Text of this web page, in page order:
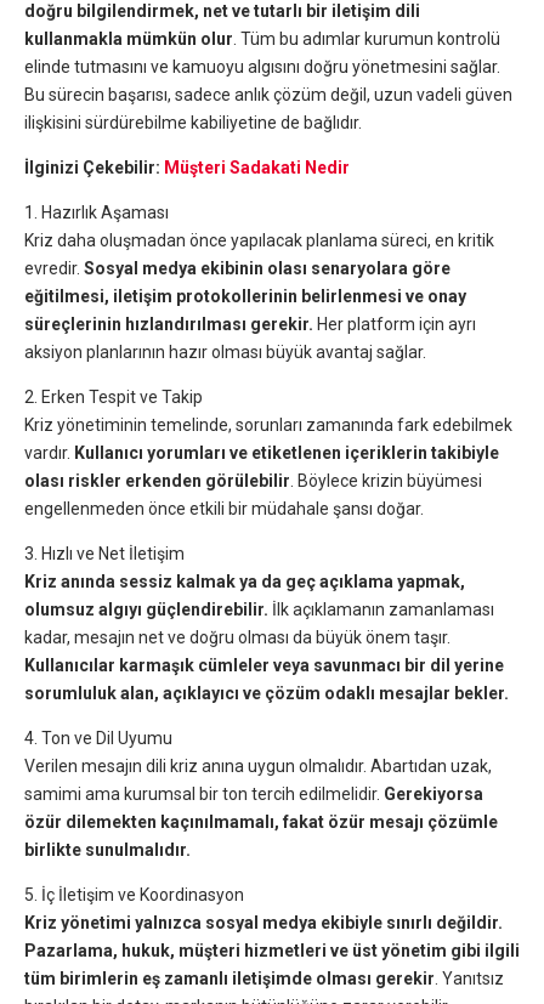
doğru bilgilendirmek, net ve tutarlı bir iletişim dili
kullanmakla mümkün olur . Tüm bu adımlar kurumun kontrolü
elinde tutmasını ve kamuoyu algısını doğru yönetmesini sağlar.
Bu sürecin başarısı, sadece anlık çözüm değil, uzun vadeli güven
ilişkisini sürdürebilme kabiliyetine de bağlıdır.
İlginizi Çekebilir: Müşteri Sadakati Nedir
1. Hazırlık Aşaması
Kriz daha oluşmadan önce yapılacak planlama süreci, en kritik
evredir. Sosyal medya ekibinin olası senaryolara göre
eğitilmesi, iletişim protokollerinin belirlenmesi ve onay
süreçlerinin hızlandırılması gerekir. Her platform için ayrı
aksiyon planlarının hazır olması büyük avantaj sağlar.
2. Erken Tespit ve Takip
Kriz yönetiminin temelinde, sorunları zamanında fark edebilmek
vardır. Kullanıcı yorumları ve etiketlenen içeriklerin takibiyle
olası riskler erkenden görülebilir . Böylece krizin büyümesi
engellenmeden önce etkili bir müdahale şansı doğar.
3. Hızlı ve Net İletişim
Kriz anında sessiz kalmak ya da geç açıklama yapmak,
olumsuz algıyı güçlendirebilir. İlk açıklamanın zamanlaması
kadar, mesajın net ve doğru olması da büyük önem taşır.
Kullanıcılar karmaşık cümleler veya savunmacı bir dil yerine
sorumluluk alan, açıklayıcı ve çözüm odaklı mesajlar bekler.
4. Ton ve Dil Uyumu
Verilen mesajın dili kriz anına uygun olmalıdır. Abartıdan uzak,
samimi ama kurumsal bir ton tercih edilmelidir. Gerekiyorsa
özür dilemekten kaçınılmamalı, fakat özür mesajı çözümle
birlikte sunulmalıdır.
5. İç İletişim ve Koordinasyon
Kriz yönetimi yalnızca sosyal medya ekibiyle sınırlı değildir.
Pazarlama, hukuk, müşteri hizmetleri ve üst yönetim gibi ilgili
tüm birimlerin eş zamanlı iletişimde olması gerekir . Yanıtsız